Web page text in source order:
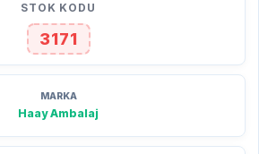
STOK KODU
3171
MARKA
Haay Ambalaj